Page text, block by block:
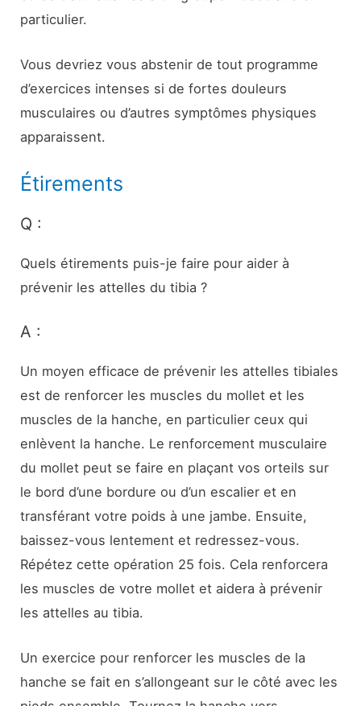
particulier.
Vous devriez vous abstenir de tout programme
d’exercices intenses si de fortes douleurs
musculaires ou d’autres symptômes physiques
apparaissent.
Étirements
Q :
Quels étirements puis-je faire pour aider à
prévenir les attelles du tibia ?
A :
Un moyen efficace de prévenir les attelles tibiales
est de renforcer les muscles du mollet et les
muscles de la hanche, en particulier ceux qui
enlèvent la hanche. Le renforcement musculaire
du mollet peut se faire en plaçant vos orteils sur
le bord d’une bordure ou d’un escalier et en
transférant votre poids à une jambe. Ensuite,
baissez-vous lentement et redressez-vous.
Répétez cette opération 25 fois. Cela renforcera
les muscles de votre mollet et aidera à prévenir
les attelles au tibia.
Un exercice pour renforcer les muscles de la
hanche se fait en s’allongeant sur le côté avec les